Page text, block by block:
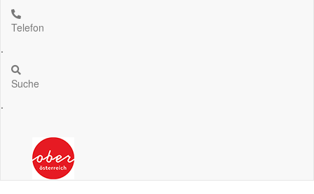
Telefon
.
Suche
.